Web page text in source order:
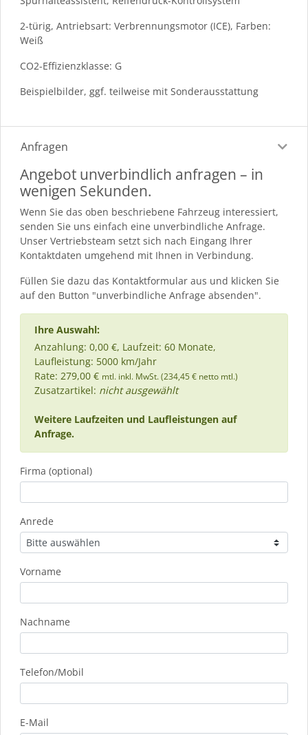
2-türig, Antriebsart: Verbrennungsmotor (ICE), Farben:
Weiß
CO2-Effizienzklasse: G
Beispielbilder, ggf. teilweise mit Sonderausstattung
Anfragen
Angebot unverbindlich anfragen – in
wenigen Sekunden.
Wenn Sie das oben beschriebene Fahrzeug interessiert,
senden Sie uns einfach eine unverbindliche Anfrage.
Unser Vertriebsteam setzt sich nach Eingang Ihrer
Kontaktdaten umgehend mit Ihnen in Verbindung.
Füllen Sie dazu das Kontaktformular aus und klicken Sie
auf den Button "unverbindliche Anfrage absenden".
Ihre Auswahl:
Anzahlung: 0,00 €, Laufzeit: 60 Monate,
Laufleistung: 5000 km/Jahr
Rate: 279,00 € mtl. inkl. MwSt. (234,45 € netto mtl.)
Zusatzartikel: nicht ausgewählt
Weitere Laufzeiten und Laufleistungen auf
Anfrage.
Firma (optional)
Anrede
Vorname
Nachname
Telefon/Mobil
E-Mail